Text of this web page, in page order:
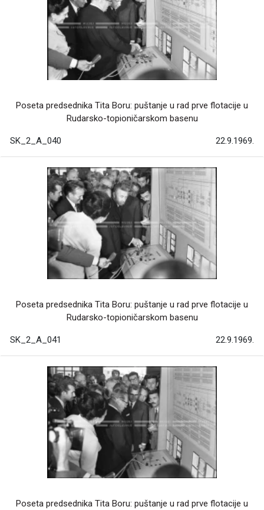
Poseta predsednika Tita Boru: puštanje u rad prve flotacije u
Rudarsko-topioničarskom basenu
SK_2_A_040 22.9.1969.
Poseta predsednika Tita Boru: puštanje u rad prve flotacije u
Rudarsko-topioničarskom basenu
SK_2_A_041 22.9.1969.
Poseta predsednika Tita Boru: puštanje u rad prve flotacije u